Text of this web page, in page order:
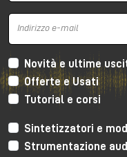
3. Polyend
Polyend Drumsè
chiacchierate
drum machine
costruita senza
immediato e un
Novità e ultime
Offerte e Usati
Tutorial e corsi
Sintetizzatori e
Strumentazione